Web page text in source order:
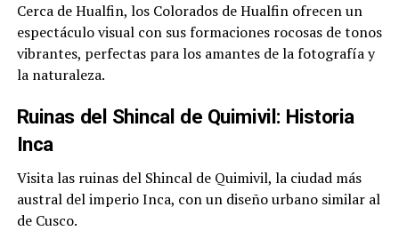
Cerca de Hualfin, los Colorados de Hualfin ofrecen un
espectáculo visual con sus formaciones rocosas de tonos
vibrantes, perfectas para los amantes de la fotografía y
la naturaleza.
Ruinas del Shincal de Quimivil: Historia
Inca
Visita las ruinas del Shincal de Quimivil, la ciudad más
austral del imperio Inca, con un diseño urbano similar al
de Cusco.